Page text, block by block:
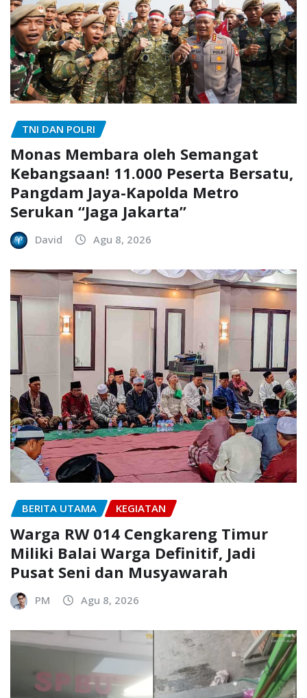
TNI DAN POLRI
Monas Membara oleh Semangat
Kebangsaan! 11.000 Peserta Bersatu,
Pangdam Jaya-Kapolda Metro
Serukan “Jaga Jakarta”
David Agu 8, 2026
BERITA UTAMA KEGIATAN
Warga RW 014 Cengkareng Timur
Miliki Balai Warga Definitif, Jadi
Pusat Seni dan Musyawarah
PM Agu 8, 2026